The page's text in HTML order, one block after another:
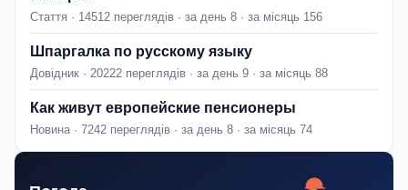
Стаття · 14512 переглядів · за день 8 · за місяць 156
Шпаргалка по русскому языку
Довідник · 20222 переглядів · за день 9 · за місяць 88
Как живут европейские пенсионеры
Новина · 7242 переглядів · за день 8 · за місяць 74